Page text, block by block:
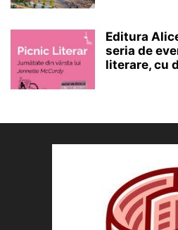
Editura
seria de
literare, cu